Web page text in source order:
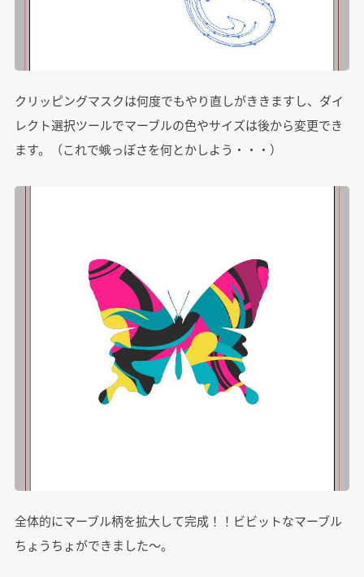
クリッピングマスクは何度でもやり直しがききますし、ダイ
レクト選択ツールでマーブルの色やサイズは後から変更でき
ます。（これで蛾っぽさを何とかしよう・・・）
全体的にマーブル柄を拡大して完成！！ビビットなマーブル
ちょうちょができました～。